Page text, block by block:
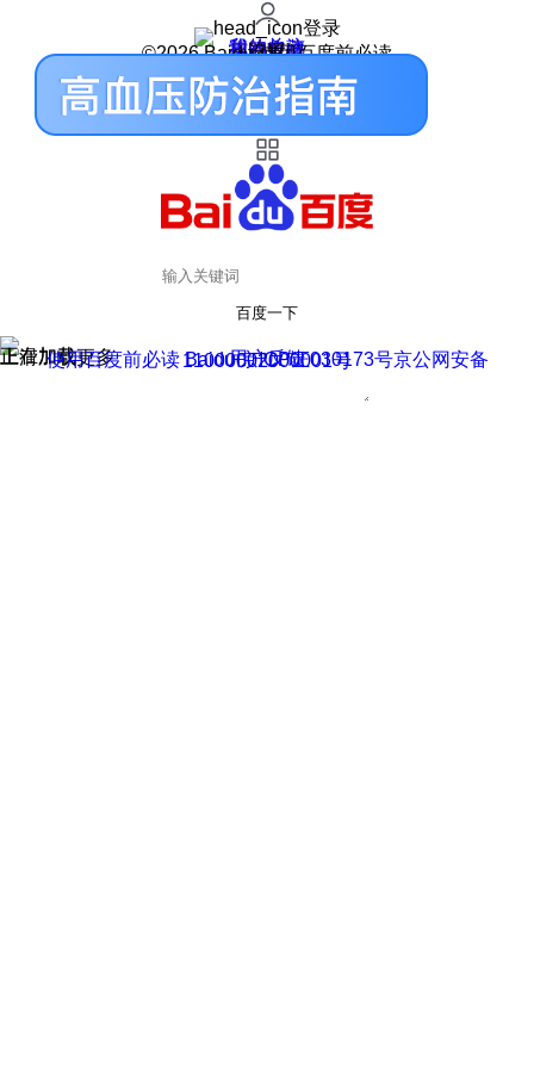
登录
我的关注
我的收藏
皮肤中心
用户反馈
设置
©2026 Baidu 使用百度前必读
百度一下
正在加载
上滑加载更多 用户反馈
使用百度前必读 Baidu 京ICP证030173号
京公网安备11000002000001号